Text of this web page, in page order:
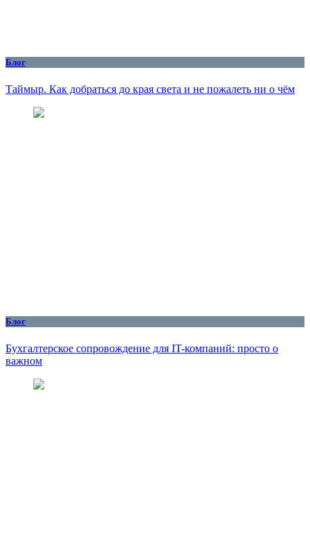
Блог
Таймыр. Как добраться до края света и не пожалеть ни о чём
Блог
Бухгалтерское сопровождение для IT-компаний: просто о
важном